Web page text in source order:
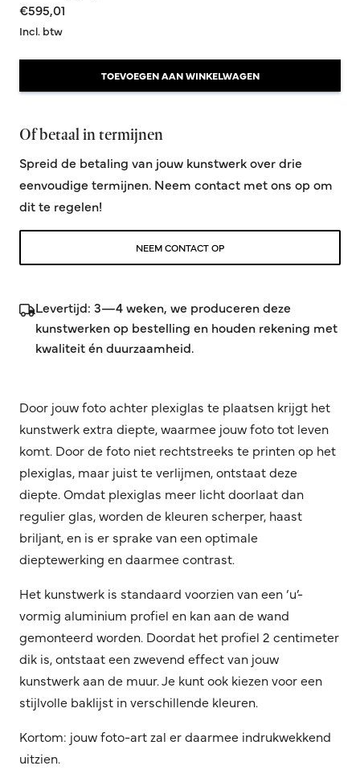
€595,01
Incl. btw
TOEVOEGEN AAN WINKELWAGEN
Of betaal in termijnen
Spreid de betaling van jouw kunstwerk over drie
eenvoudige termijnen. Neem contact met ons op om
dit te regelen!
NEEM CONTACT OP
Levertijd: 3—4 weken, we produceren deze
kunstwerken op bestelling en houden rekening met
kwaliteit én duurzaamheid.
Door jouw foto achter plexiglas te plaatsen krijgt het
kunstwerk extra diepte, waarmee jouw foto tot leven
komt. Door de foto niet rechtstreeks te printen op het
plexiglas, maar juist te verlijmen, ontstaat deze
diepte. Omdat plexiglas meer licht doorlaat dan
regulier glas, worden de kleuren scherper, haast
briljant, en is er sprake van een optimale
dieptewerking en daarmee contrast.
Het kunstwerk is standaard voorzien van een ‘u’-
vormig aluminium profiel en kan aan de wand
gemonteerd worden. Doordat het profiel 2 centimeter
dik is, ontstaat een zwevend effect van jouw
kunstwerk aan de muur. Je kunt ook kiezen voor een
stijlvolle baklijst in verschillende kleuren.
Kortom: jouw foto-art zal er daarmee indrukwekkend
uitzien.